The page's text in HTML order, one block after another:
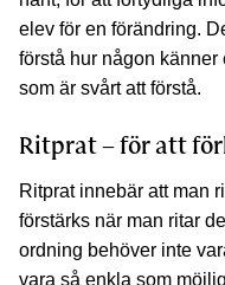
elev för en förändring.
förstå hur någon känner
som är svårt att förstå.
Ritprat – för att
Ritprat innebär att man
förstärks när man ritar
ordning behöver inte
vara så enkla som